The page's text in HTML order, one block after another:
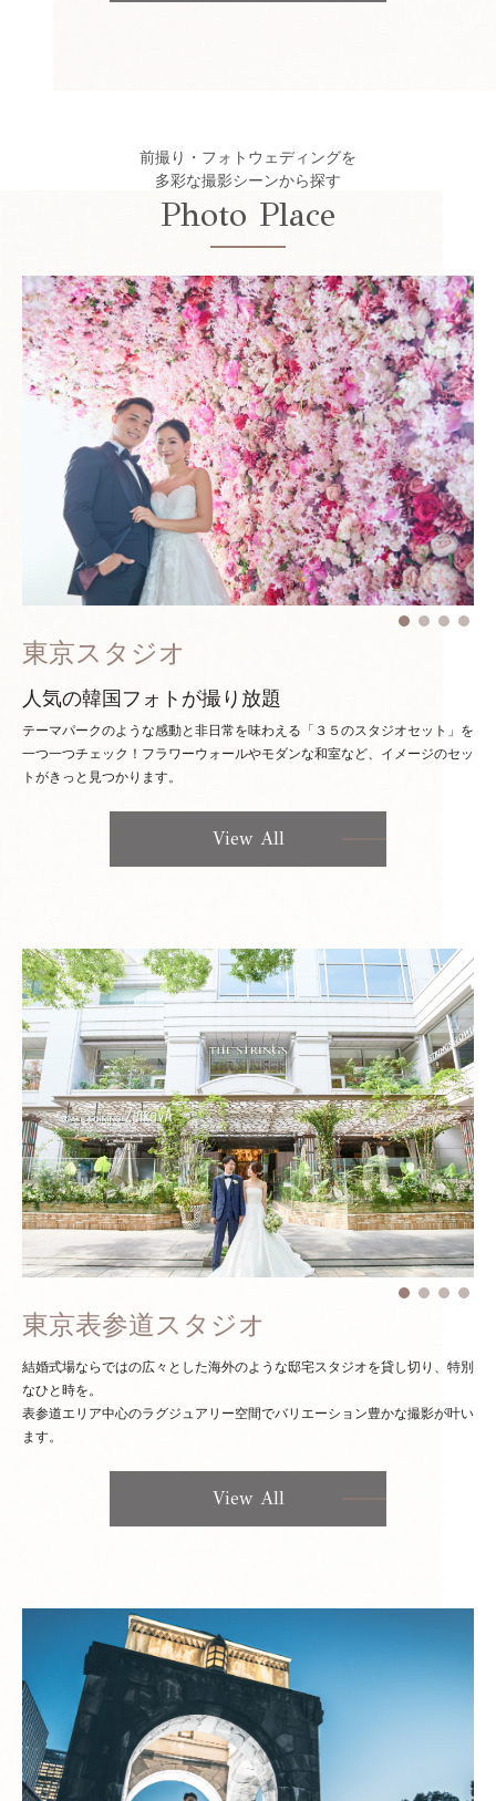
前撮り・フォトウェディングを
多彩な撮影シーンから探す
Photo Place
東京スタジオ
人気の韓国フォトが撮り放題
テーマパークのような感動と非日常を味わえる「３５のスタジオセット」を
一つ一つチェック！ フラワーウォールやモダンな和室など、イメージのセッ
トがきっと見つかります。
View All
東京表参道スタジオ
結婚式場ならではの広々とした海外のような邸宅スタジオを貸し切り、特別
なひと時を。
表参道エリア中心のラグジュアリー空間でバリエーション豊かな撮影が叶い
ます。
View All